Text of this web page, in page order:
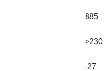
885
>230
-27